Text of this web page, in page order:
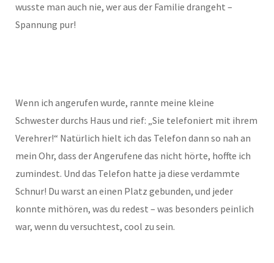
wusste man auch nie, wer aus der Familie drangeht –
Spannung pur!
Wenn ich angerufen wurde, rannte meine kleine
Schwester durchs Haus und rief: „Sie telefoniert mit ihrem
Verehrer!“ Natürlich hielt ich das Telefon dann so nah an
mein Ohr, dass der Angerufene das nicht hörte, hoffte ich
zumindest. Und das Telefon hatte ja diese verdammte
Schnur! Du warst an einen Platz gebunden, und jeder
konnte mithören, was du redest – was besonders peinlich
war, wenn du versuchtest, cool zu sein.